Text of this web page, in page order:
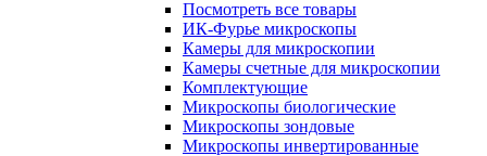
Посмотреть все товары
ИК-Фурье микроскопы
Камеры для микроскопии
Камеры счетные для микроскопии
Комплектующие
Микроскопы биологические
Микроскопы зондовые
Микроскопы инвертированные